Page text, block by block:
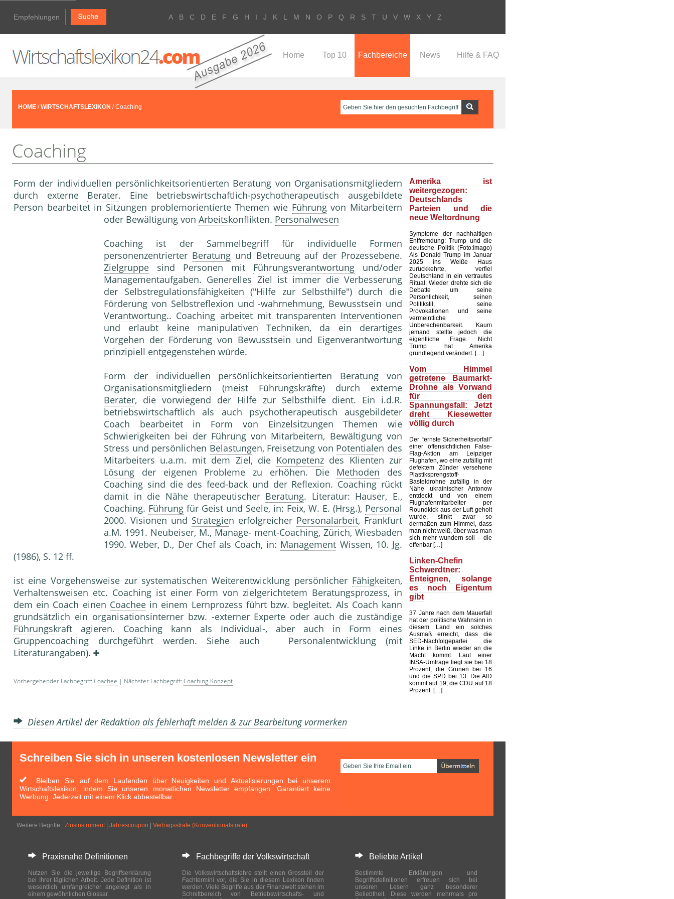
Empfehlungen A B C D E F G H I J K L M N O P Q R S T U V W X Y Z
Home Top 10 Fachbereiche News Hilfe & FAQ
HOME /WIRTSCHAFTSLEXIKON / Coaching
Coaching
Form der individuellen persönlichkeitsorientierten Beratung von Organisationsmitgliedern
durch externe Berater. Eine betriebswirtschaftlich-psychotherapeutisch ausgebildete
Person bearbeitet in Sitzungen problemorientierte Themen wie Führungvon Mitarbeitern
oder Bewältigung von Arbeitskonflikten. Personalwesen
Coaching ist der Sammelbegriff für individuelle Formen
personenzentrierter Beratungund Betreuung auf der Prozessebene.
Zielgruppe sind Personen mit Führungsverantwortung und/oder
Managementaufgaben. Generelles Ziel ist immer die Verbesserung
der Selbstregulationsfähigkeiten ("Hilfe zur Selbsthilfe") durch die
Förderung von Selbstreflexion und -wahrnehmung, Bewusstsein und
Verantwortung.. Coaching arbeitet mit transparenten Interventionen
und erlaubt keine manipulativen Techniken, da ein derartiges
Vorgehen der Förderung von Bewusstsein und Eigenverantwortung
prinzipiell entgegenstehen würde.
Form der individuellen persönlichkeitsorientierten Beratung von
Organisationsmitgliedern (meist Führungskräfte) durch externe
Berater, die vorwiegend der Hilfe zur Selbsthilfe dient. Ein i.d.R.
betriebswirtschaftlich als auch psychotherapeutisch ausgebildeter
Coach bearbeitet in Form von Einzelsitzungen Themen wie
Schwierigkeiten bei der Führungvon Mitarbeitern, Bewältigung von
Stress und persönlichen Belastungen, Freisetzung von Potentialen des
Mitarbeiters u.a.m. mit dem Ziel, die Kompetenzdes Klienten zur
Lösung der eigenen Probleme zu erhöhen. Die Methoden des
Coaching sind die des feed-back und der Reflexion. Coaching rückt
damit in die Nähe therapeutischer Beratung. Literatur: Hauser, E.,
Coaching. Führung für Geist und Seele, in: Feix, W. E. (Hrsg.), Personal
2000. Visionen und Strategien erfolgreicher Personalarbeit, Frankfurt
a.M. 1991. Neubeiser, M., Manage- ment-Coaching, Zürich, Wiesbaden
1990. Weber, D., Der Chef als Coach, in: Management Wissen, 10. Jg.
(1986), S. 12 ff.
ist eine Vorgehensweise zur systematischen Weiterentwicklung persönlicher Fähigkeiten,
Verhaltens­weisen etc. Coaching ist einer Form von zielgerichtetem Beratungsprozess, in
dem ein Coach einen Coacheein einem Lernprozess führt bzw. begleitet. Als Coach kann
grundsätzlich ein organisationsin­terner bzw. -externer Experte oder auch die zuständige
Führungskraft agieren. Coaching kann als Indi­vidual-, aber auch in Form eines
Gruppencoaching durchgeführt werden. Siehe auch Personalentwicklung (mit
Literaturangaben).
Vorhergehender Fachbegriff: Coachee | Nächster Fachbegriff: Coaching-Konzept
Diesen Artikel der Redaktion als fehlerhaft melden & zur Bearbeitung vormerken
Amerika ist
weitergezogen:
Deutschlands
Parteien und die
neue Weltordnung
Symptome der nachhaltigen
Entfremdung: Trump und die
deutsche Politik (Foto:Imago)
Als Donald Trump im Januar
2025 ins Weiße Haus
zurückkehrte, verfiel
Deutschland in ein vertrautes
Ritual. Wieder drehte sich die
Debatte um seine
Persönlichkeit, seinen
Politikstil, seine
Provokationen und seine
vermeintliche
Unberechenbarkeit. Kaum
jemand stellte jedoch die
eigentliche Frage. Nicht
Trump hat Amerika
grundlegend verändert. […]
Vom Himmel
getretene Baumarkt-
Drohne als Vorwand
für den
Spannungsfall: Jetzt
dreht Kiesewetter
völlig durch
Der “ernste Sicherheitsvorfall”
einer offensichtlichen False-
Flag-Aktion am Leipziger
Flughafen, wo eine zufällig mit
defektem Zünder versehene
Plastiksprengstoff-
Basteldrohne zufällig in der
Nähe ukrainischer Antonow
entdeckt und von einem
Flughafenmitarbeiter per
Roundkick aus der Luft geholt
wurde, stinkt zwar so
dermaßen zum Himmel, dass
man nicht weiß, über was man
sich mehr wundern soll – die
offenbar […]
Linken-Chefin
Schwerdtner:
Enteignen, solange
es noch Eigentum
gibt
37 Jahre nach dem Mauerfall
hat der politische Wahnsinn in
diesem Land ein solches
Ausmaß erreicht, dass die
SED-Nachfolgepartei die
Linke in Berlin wieder an die
Macht kommt. Laut einer
INSA-Umfrage liegt sie bei 18
Prozent, die Grünen bei 16
und die SPD bei 13. Die AfD
kommt auf 19, die CDU auf 18
Prozent. […]
Schreiben Sie sich in unseren kostenlosen Newsletter ein
Bleiben Sie auf dem Laufenden über Neuigkeiten und Aktualisierungen bei unserem
Wirtschaftslexikon, indem Sie unseren monatlichen Newsletter empfangen. Garantiert keine
Werbung. Jederzeit mit einem Klick abbestellbar.
Weitere Begriffe : Zinsinstrument| Jahrescoupon Vertragsstrafe (Konventionalstrafe)
Praxisnahe Definitionen
Nutzen Sie die jeweilige Begriffserklärung
bei Ihrer täglichen Arbeit. Jede Definition ist
wesentlich umfangreicher angelegt als in
einem gewöhnlichen Glossar.
Fachbegriffe der Volkswirtschaft
Die Volkswirtschaftslehre stellt einen Grossteil der
Fachtermini vor, die Sie in diesem Lexikon finden
werden. Viele Begriffe aus der Finanzwelt stehen im
Schnittbereich von Betriebswirtschafts- und
Beliebte Artikel
Bestimmte Erklärungen und
Begriffsdefinitionen erfreuen sich bei
unseren Lesern ganz besonderer
Beliebtheit. Diese werden mehrmals pro